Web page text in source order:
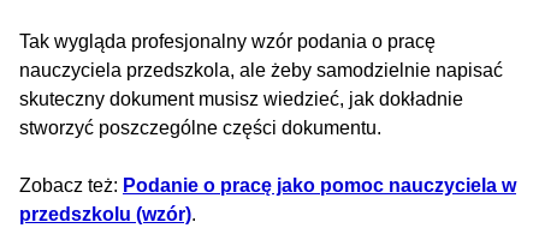
Tak wygląda profesjonalny wzór podania o pracę
nauczyciela przedszkola, ale żeby samodzielnie napisać
skuteczny dokument musisz wiedzieć, jak dokładnie
stworzyć poszczególne części dokumentu.
Zobacz też: Podanie o pracę jako pomoc nauczyciela w
przedszkolu (wzór).